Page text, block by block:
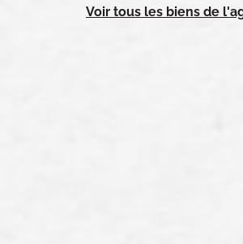
Voir tous les biens de